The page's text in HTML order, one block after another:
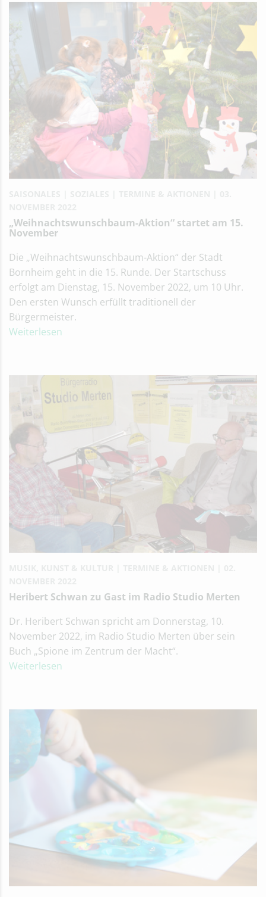
„Weihnachtswunschbaum-Aktion“ startet am 15.
November
Die „Weihnachtswunschbaum-Aktion“ der Stadt
Bornheim geht in die 15. Runde. Der Startschuss
erfolgt am Dienstag, 15. November 2022, um 10 Uhr.
Den ersten Wunsch erfüllt traditionell der
Bürgermeister.
Weiterlesen
Heribert Schwan zu Gast im Radio Studio Merten
Dr. Heribert Schwan spricht am Donnerstag, 10.
November 2022, im Radio Studio Merten über sein
Buch „Spione im Zentrum der Macht“.
Weiterlesen